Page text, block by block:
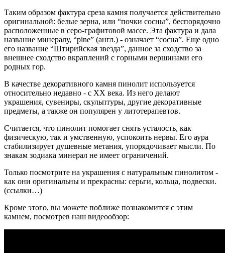
Таким образом фактура среза камня получается действительно
оригинальной: белые зерна, или “почки сосны”, беспорядочно
расположенные в серо-графитовой массе. Эта фактура и дала
название минералу, “pine” (англ.) - означает “сосна”. Еще одно
его название “Штирийская звезда”, данное за сходство за
внешнее сходство вкраплений с горными вершинами его
родных гор.
В качестве декоративного камня пинолит используется
относительно недавно - с XX века. Из него делают
украшения, сувениры, скульптуры, другие декоративные
предметы, а также он популярен у литотерапевтов.
Считается, что пинолит помогает снять усталость, как
физическую, так и умственную, успокоить нервы. Его аура
стабилизирует душевные метания, упорядочивает мысли. По
знакам зодиака минерал не имеет ограничений.
Только посмотрите на украшения с натуральным пинолитом -
как они оригинальны и прекрасны: серьги, кольца, подвески.
(ссылки…)
Кроме этого, вы можете поближе познакомится с этим
камнем, посмотрев наш видеообзор: